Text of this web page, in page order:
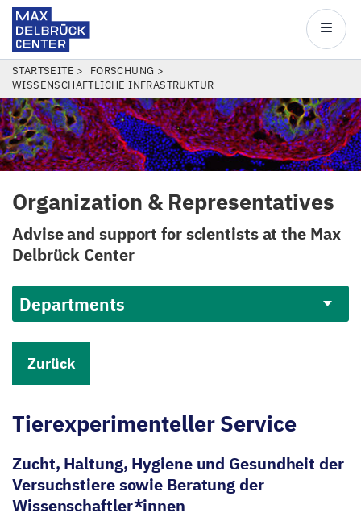
Direkt
zum
Inhalt
Center
Main
PFADNAVIGATION
STARTSEITE
FORSCHUNG
WISSENSCHAFTLICHE INFRASTRUKTUR
Organization & Representatives
Advise and support for scientists at the Max
Delbrück Center
Departments
Zurück
Tierexperimenteller Service
Zucht, Haltung, Hygiene und Gesundheit der
Versuchstiere sowie Beratung der
Wissenschaftler*innen